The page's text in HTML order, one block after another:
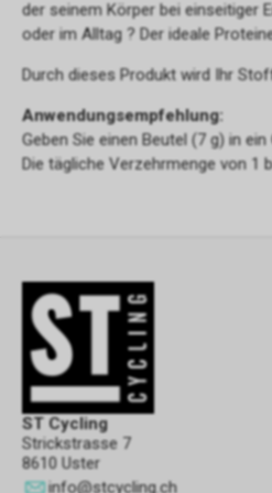
der seinem Körper bei einseitiger
oder im Alltag ? Der ideale
Durch dieses Produkt wird Ihr
Anwendungsempfehlung:
Geben Sie einen Beutel (7 g) in
Die tägliche Verzehrmenge von 1
ST Cycling
Strickstrasse 7
8610 Uster
info@stcycling.ch